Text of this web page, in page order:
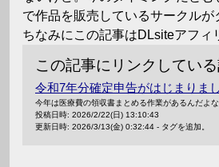
で作品を販売しているサークルが
ちなみにこの記事はDLsiteアフィ
この記事にリンクしてい
令和7年分確定申告がはじまりま
今年は医療費の領収書まとめる作業があるんだよ
投稿日時: 2026/2/22(日) 13:10:43
更新日時: 2026/3/13(金) 0:32:44 - タグを追加。